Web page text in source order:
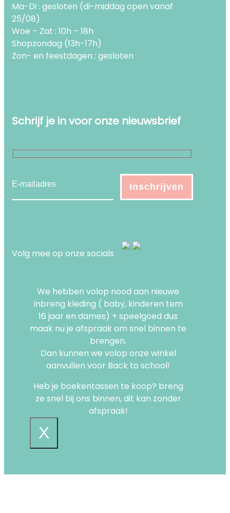
Ma-Di : gesloten (di-middag open vanaf
25/08)
Woe – Zat : 10h – 18h
Shopzondag (13h-17h)
Zon- en feestdagen : gesloten
Schrijf je in voor onze nieuwsbrief
Volg mee op onze socials
We hebben volop nood aan nieuwe
inbreng kleding ( baby, kinderen tem
16 jaar en dames) + speelgoed dus
maak nu je afspraak om snel binnen te
brengen.
Dan kunnen we volop onze winkel
aanvullen voor Back to school!
Heb je boekentassen te koop? breng
ze snel bij ons binnen, dit kan zonder
afspraak!
X